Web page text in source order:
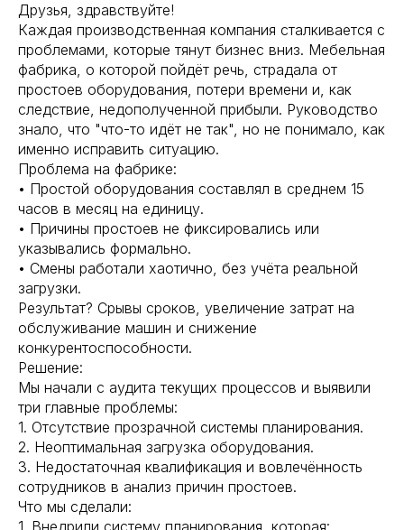
Друзья, здравствуйте!
Каждая производственная компания сталкивается с
проблемами, которые тянут бизнес вниз. Мебельная
фабрика, о которой пойдёт речь, страдала от
простоев оборудования, потери времени и, как
следствие, недополученной прибыли. Руководство
знало, что "что-то идёт не так", но не понимало, как
именно исправить ситуацию.
Проблема на фабрике:
• Простой оборудования составлял в среднем 15
часов в месяц на единицу.
• Причины простоев не фиксировались или
указывались формально.
• Смены работали хаотично, без учёта реальной
загрузки.
Результат? Срывы сроков, увеличение затрат на
обслуживание машин и снижение
конкурентоспособности.
Решение:
Мы начали с аудита текущих процессов и выявили
три главные проблемы:
1. Отсутствие прозрачной системы планирования.
2. Неоптимальная загрузка оборудования.
3. Недостаточная квалификация и вовлечённость
сотрудников в анализ причин простоев.
Что мы сделали: